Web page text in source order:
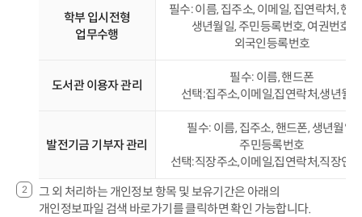
학부 입시전형
업무수행
필수: 이름, 집주소, 이메일, 집연락처, 핸
생년월일, 주민등록번호, 여권번호,
외국인등록번호
도서관 이용자 관리
필수: 이름, 핸드폰
선택:집주소,이메일,집연락처,생년월일
발전기금 기부자 관리
필수: 이름, 집주소, 핸드폰, 생년월일,
주민등록번호
선택:직장주소,이메일,집연락처,직장연
그 외 처리하는 개인정보 항목 및 보유기간은 아래의
개인정보파일 검색 바로가기를 클릭하면 확인 가능합니다.